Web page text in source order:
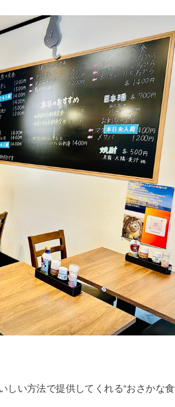
しい方法で提供してくれる“おさかな食